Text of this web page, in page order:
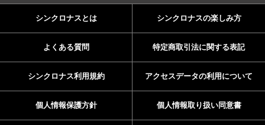
シンクロナスとは シンクロナスの楽しみ方
よくある質問 特定商取引法に関する表記
シンクロナス利用規約 アクセスデータの利用について
個人情報保護方針 個人情報取り扱い同意書